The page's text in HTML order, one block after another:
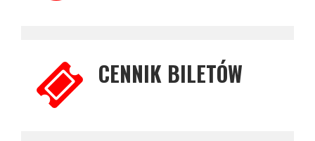
CENNIK BILETÓW